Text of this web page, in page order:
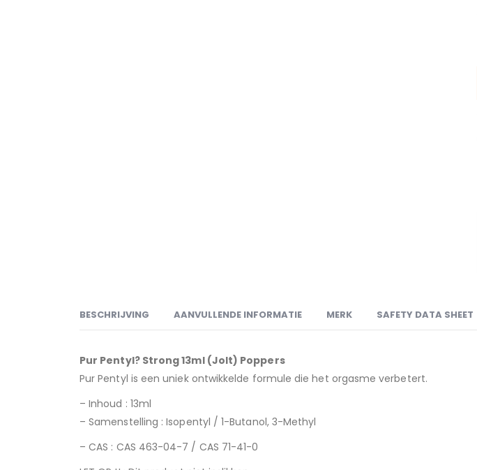
BESCHRIJVING AANVULLENDE INFORMATIE MERK SAFETY DATA SHEET
Pur Pentyl? Strong 13ml (Jolt) Poppers
Pur Pentyl is een uniek ontwikkelde formule die het orgasme verbetert.
– Inhoud : 13ml
– Samenstelling : Isopentyl / 1-Butanol, 3-Methyl
– CAS : CAS 463-04-7 / CAS 71-41-0